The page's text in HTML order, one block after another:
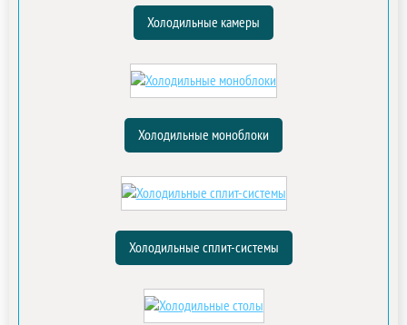
Холодильные камеры
Холодильные моноблоки
Холодильные сплит-системы